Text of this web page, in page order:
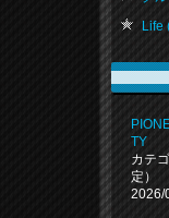
Life
TY
カテ
定）
2026/